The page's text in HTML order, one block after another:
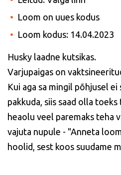
Loom on uues kodus
Loom kodus: 14.04.2023
Husky laadne kutsikas.
Varjupaigas on
Kui aga sa mingil põhjusel
pakkuda, siis saad olla
heaolu veel paremaks teha
vajuta nupule - "Anneta
hoolid, sest koos suudame